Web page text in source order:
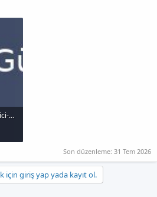
web-guvenligi-ipuclar-cevrimici-guvenligi-saglamak-icin-10-adm_1000x120.jpg
Son düzenleme: 31 Tem 2026
için giriş yap yada kayıt ol.